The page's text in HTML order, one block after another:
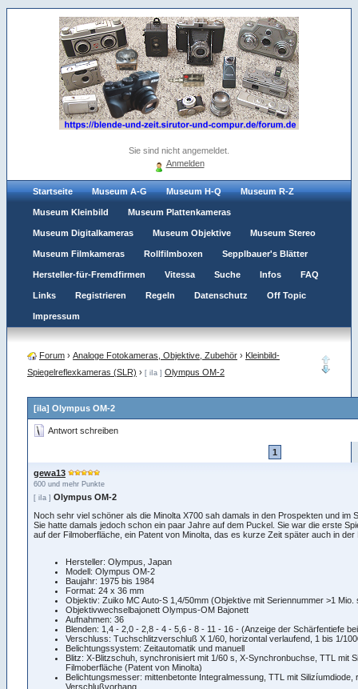
Sie sind nicht angemeldet.
Anmelden
Startseite Museum A-G Museum H-Q Museum R-Z
Museum Kleinbild Museum Plattenkameras
Museum Digitalkameras Museum Objektive Museum Stereo
Museum Filmkameras Rollfilmboxen Sepplbauer's Blätter
Hersteller-für-Fremdfirmen Vitessa Suche Infos FAQ
Links Registrieren Regeln Datenschutz Off Topic
Impressum
Forum › Analoge Fotokameras, Objektive, Zubehör › Kleinbild-
Spiegelreflexkameras (SLR) › [ iIa ] Olympus OM-2
[iIa] Olympus OM-2
Antwort schreiben
1
gewa13
600 und mehr Punkte
[ iIa ] Olympus OM-2
Noch sehr viel schöner als die Minolta X700 sah damals in den Prospekten und im
Sie hatte damals jedoch schon ein paar Jahre auf dem Puckel. Sie war die erste
auf der Filmoberfläche, ein Patent von Minolta, das es kurze Zeit später auch in der
Hersteller: Olympus, Japan
Modell: Olympus OM-2
Baujahr: 1975 bis 1984
Format: 24 x 36 mm
Objektiv: Zuiko MC Auto-S 1,4/50mm (Objektive mit Seriennummer >1
Objektivwechselbajonett Olympus-OM Bajonett
Aufnahmen: 36
Blenden: 1,4 - 2,0 - 2,8 - 4 - 5,6 - 8 - 11 - 16 - (Anzeige der Schärfentiefe
Verschluss: Tuchschlitzverschluß X 1/60, horizontal verlaufend, 1 bis 1/
Belichtungssystem: Zeitautomatik und manuell
Blitz: X-Blitzschuh, synchronisiert mit 1/60 s, X-Synchronbuchse, TTL mit
Filmoberfläche (Patent von Minolta)
Belichtungsmesser: mittenbetonte Integralmessung, TTL mit
Verschlußvorhang